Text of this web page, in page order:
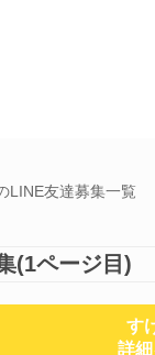
LINE友達募集一覧
(1ページ目)
す
詳